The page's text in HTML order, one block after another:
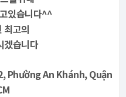
있습니다^^
최고의
겠습니다
Phường An Khánh, Quận